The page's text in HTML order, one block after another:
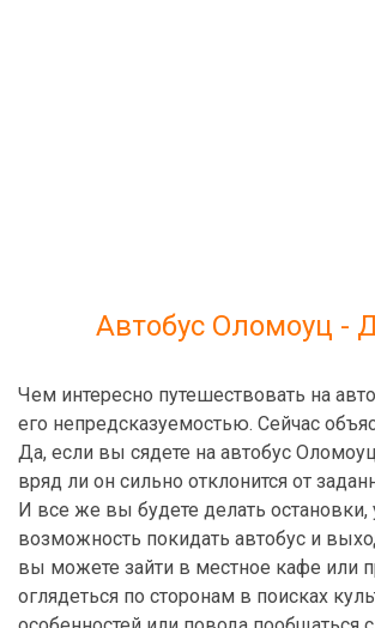
Автобус Оломоуц -
Чем интересно путешествовать на
его непредсказуемостью. Сейчас
Да, если вы сядете на автобус
вряд ли он сильно отклонится от
И все же вы будете делать остановки,
возможность покидать автобус и
вы можете зайти в местное кафе или
оглядеться по сторонам в поисках